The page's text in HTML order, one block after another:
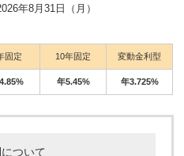
年8月31日（月）
固定 10年固定 変動金利型
年5.45% 年3.725%
ついて